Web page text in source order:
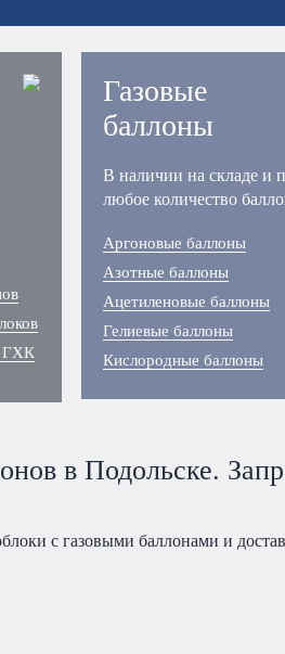
ГХК
Газовые
баллоны
В наличии на складе и
любое количество
Аргоновые баллоны
Азотные баллоны
Ацетиленовые баллоны
Гелиевые баллоны
Кислородные баллоны
в Подольске.
с газовыми баллонами и